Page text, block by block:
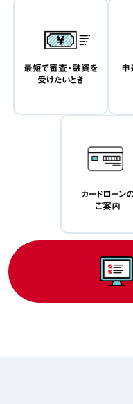
最短で審査・融資を
受けたいとき
申
カードローン
ご案内